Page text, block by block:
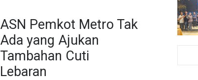
ASN Pemkot Metro Tak
Ada yang Ajukan
Tambahan Cuti
Lebaran